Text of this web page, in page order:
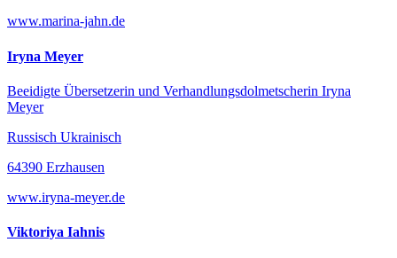
www.marina-jahn.de
Iryna Meyer
Beeidigte Übersetzerin und Verhandlungsdolmetscherin Iryna
Meyer
Russisch Ukrainisch
64390 Erzhausen
www.iryna-meyer.de
Viktoriya Iahnis